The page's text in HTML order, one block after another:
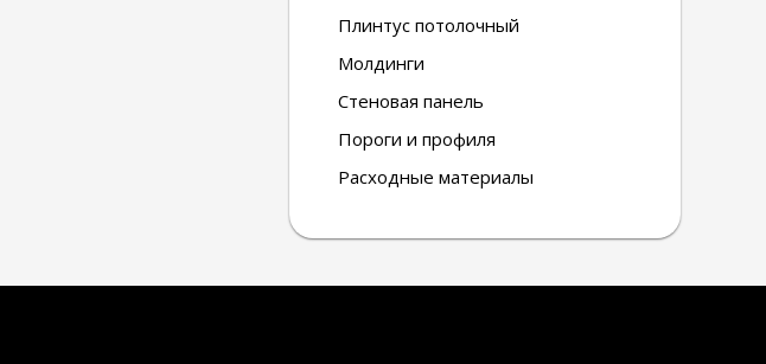
Плинтус потолочный
Молдинги
Стеновая панель
Пороги и профиля
Расходные материалы